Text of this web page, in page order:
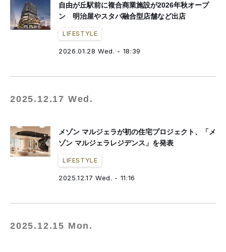
自由が丘駅前に複合商業施設が2026年秋オープ
ン 明治屋やスタバ融合型店舗など出店
LIFESTYLE
2026.01.28 Wed. - 18:39
2025.12.17 Wed.
メゾン マルジェラが初の住宅プロジェクト、「メ
ゾン マルジェラレジデンス」を発表
LIFESTYLE
2025.12.17 Wed. - 11:16
2025.12.15 Mon.